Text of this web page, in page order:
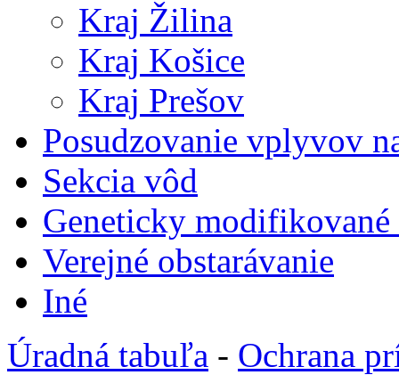
Kraj Žilina
Kraj Košice
Kraj Prešov
Posudzovanie vplyvov
Sekcia vôd
Geneticky
Verejné obstarávanie
Iné
Úradná tabuľa - Ochrana